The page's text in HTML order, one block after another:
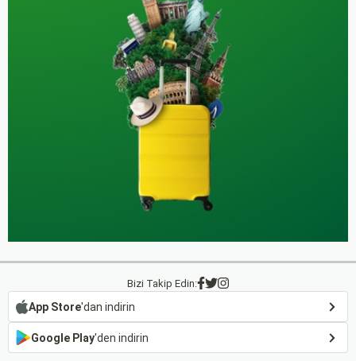
Bizi Takip Edin:
App Store'dan indirin
Google Play'den indirin